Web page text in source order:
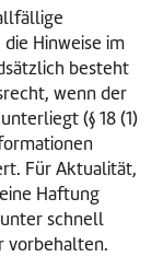
Hinweise im
besteht
wenn der
(§ 18 (1)
Für Aktualität,
Haftung
schnell
vorbehalten.